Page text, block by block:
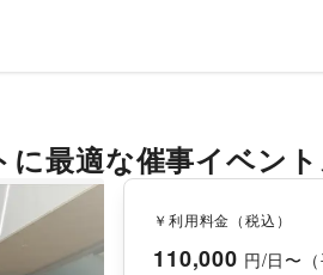
最適な催事イベン
￥利用料金（税込）
110,000 円/日〜（